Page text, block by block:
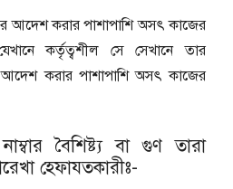
আদেশ করার পাশাপাশি অসৎ কাজের
কর্তৃত্বশীল সে সেখানে তার
করার পাশাপাশি অসৎ কাজের
বৈশিষ্ট্য বা গুণ তারা
হেফাযতকারীঃ-